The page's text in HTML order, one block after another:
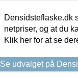
Densidsteflaske.dk
netpriser, og at du
Klik her for at se
Se udvalget på